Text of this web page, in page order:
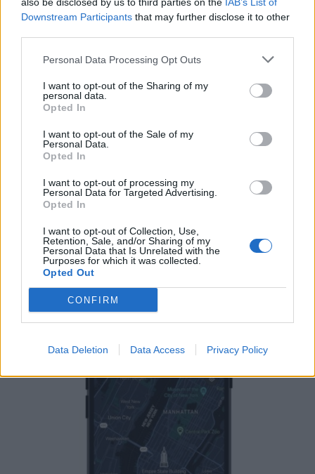
Downstream Participants that may further disclose it to other
Personal Data Processing Opt Outs
I want to opt-out of the Sharing of my
personal data.
Opted In
I want to opt-out of the Sale of my
Personal Data.
Opted In
I want to opt-out of processing my
Personal Data for Targeted Advertising.
Opted In
I want to opt-out of Collection, Use,
Retention, Sale, and/or Sharing of my
Personal Data that Is Unrelated with the
Purposes for which it was collected.
Opted Out
CONFIRM
Data Deletion Data Access Privacy Policy
Uutiset Viihdeuutiset
7.1.2022, 18:00
Mafioso pakoili lakia vuosien ajan
– löytyi lopulta Google Mapsista